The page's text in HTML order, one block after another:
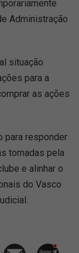
Administração
situação
para a
as ações
para responder
tomadas pela
e alinhar o
do Vasco